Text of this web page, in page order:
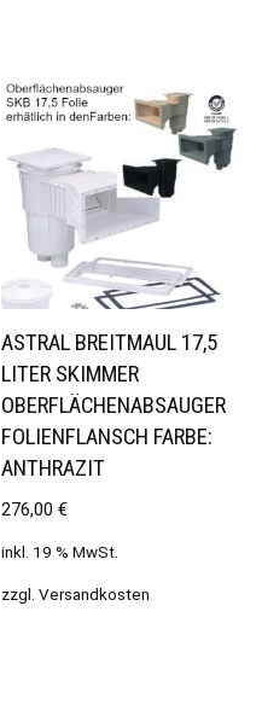
ASTRAL BREITMAUL 17,5
LITER SKIMMER
OBERFLÄCHENABSAUGER
FOLIENFLANSCH FARBE:
ANTHRAZIT
276,00€
inkl. 19 % MwSt.
zzgl.Versandkosten